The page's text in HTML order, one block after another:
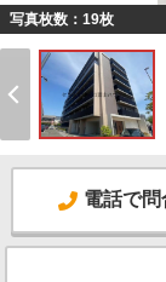
写真枚数：19枚
電話で問